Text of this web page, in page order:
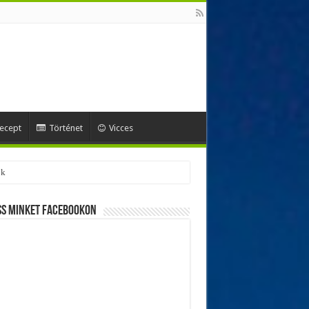
Történet Vicces
minket Facebookon